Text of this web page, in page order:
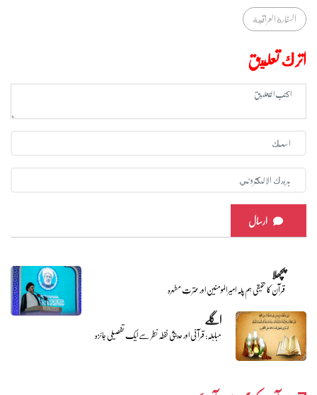
السفارة العراقية
اترك تعليق
ارسال
پچھلا
قرآن کا حقیقی ہم پلہ امیر المومنین اور عترتِ مطہرہ
اگلے
مباہلہ: قرآنی اور حدیثی نقطہ نظر سے ایک تفصیلی جائزہ